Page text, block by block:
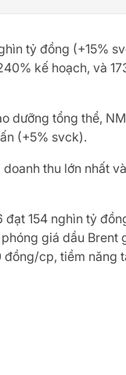
tỷ đồng (+15%
kế hoạch, và
dưỡng tổng thể,
(+5% svck).
thu lớn nhất
154 nghìn tỷ
giá dầu
cp, tiềm năng